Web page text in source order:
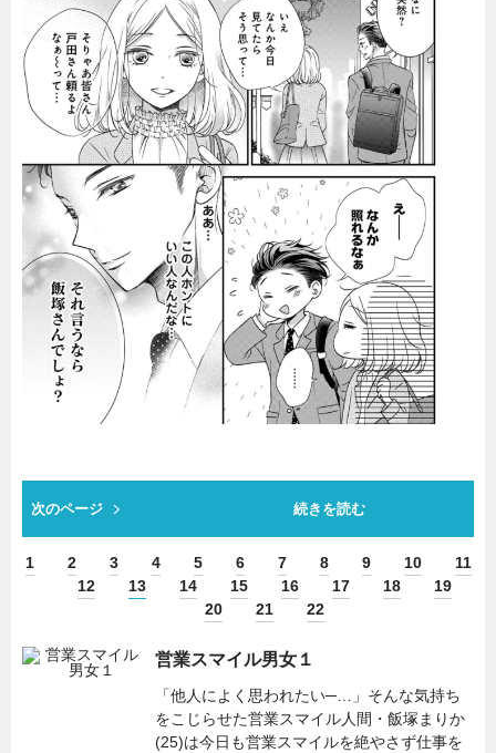
次のページ 続きを読む
1 2 3 4 5 6 7 8 9 10
11
12
13 14 15 16 17 18
19
20
21 22
営業スマイル男女１
「他人によく思われたい─…」そんな気持ち
をこじらせた営業スマイル人間・飯塚まりか
(25)は今日も営業スマイルを絶やさず仕事を